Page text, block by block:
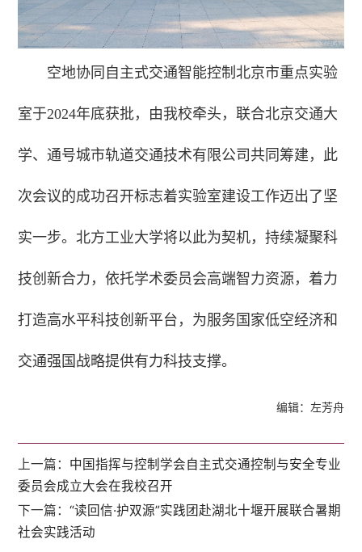
空地协同自主式交通智能控制北京市重点实验
室于2024年底获批，由我校牵头，联合北京交通大
学、通号城市轨道交通技术有限公司共同筹建，此
次会议的成功召开标志着实验室建设工作迈出了坚
实一步。北方工业大学将以此为契机，持续凝聚科
技创新合力，依托学术委员会高端智力资源，着力
打造高水平科技创新平台，为服务国家低空经济和
交通强国战略提供有力科技支撑。
编辑：左芳舟
上一篇： 中国指挥与控制学会自主式交通控制与安全专业
委员会成立大会在我校召开
下一篇：“读回信·护双源”实践团赴湖北十堰开展联合暑期
社会实践活动